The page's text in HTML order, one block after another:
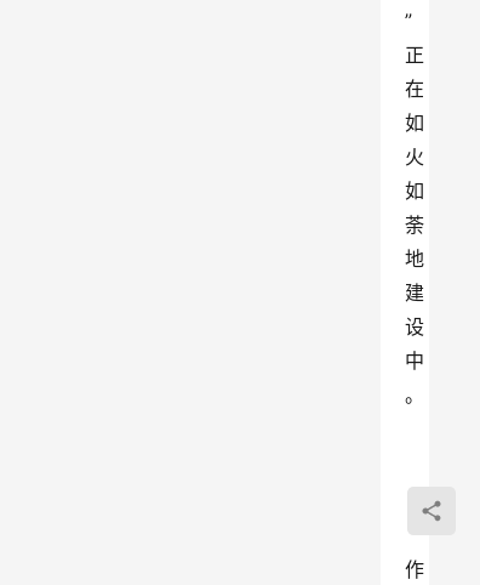
”
正
在
如
火
如
荼
地
建
设
中
。
作